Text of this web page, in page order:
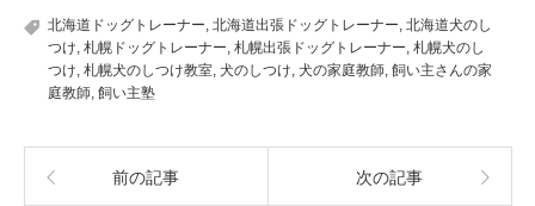
北海道ドッグトレーナー 北海道出張ドッグトレーナー 北海道犬のし
つけ 札幌ドッグトレーナー 札幌出張ドッグトレーナー 札幌犬のし
つけ 札幌犬のしつけ教室 犬のしつけ 犬の家庭教師 飼い主さんの家
庭教師 飼い主塾
前の記事 次の記事